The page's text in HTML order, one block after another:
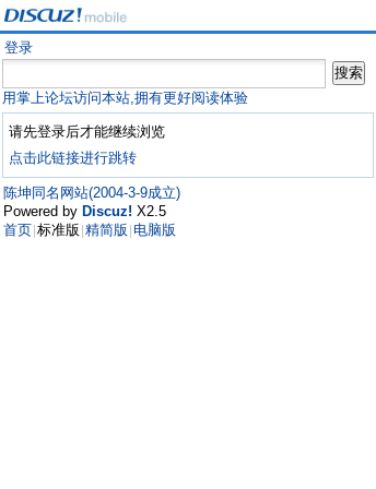
登录
用掌上论坛访问本站,拥有更好阅读体验
请先登录后才能继续浏览
点击此链接进行跳转
陈坤同名网站(2004-3-9成立)
Powered by Discuz! X2.5
首页 标准版 精简版 电脑版